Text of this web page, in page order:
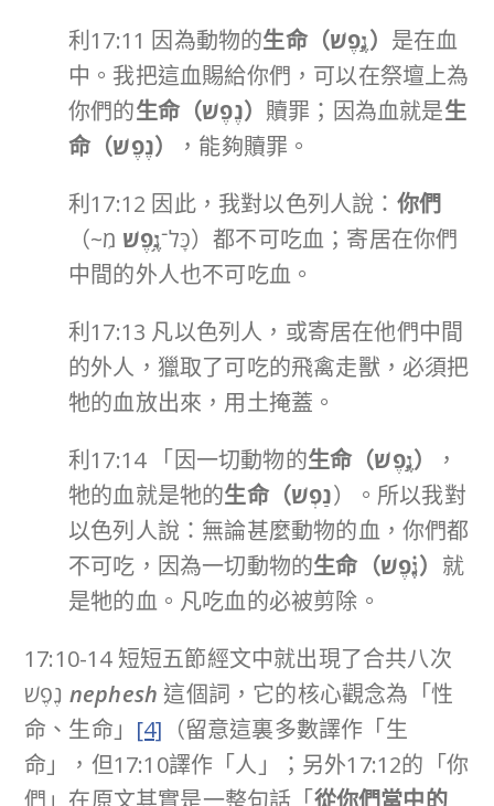
利17:11 因為動物的生命（נֶ֣פֶשׁ） 是在血
中。我把這血賜給你們，可以在祭壇上為
你們的生命（נֶפֶשׁ） 贖罪；因為血就是生
命（נֶפֶשׁ）
，能夠贖罪。
利17:12 因此，我對以色列人說： 你們
（~כָּל־נֶ֥פֶשׁ מִ）都不可吃血；寄居在你們
中間的外人也不可吃血。
利17:13 凡以色列人，或寄居在他們中間
的外人，獵取了可吃的飛禽走獸，必須把
牠的血放出來，用土掩蓋。
利17:14 「因一切動物的生命（נֶ֣פֶשׁ）
，
牠的血就是牠的生命（נַפְשׁ）。所以我對
以色列人說：無論甚麼動物的血，你們都
不可吃，因為一切動物的生命（נֶ֗פֶשׁ） 就
是牠的血。凡吃血的必被剪除。
17:10-14 短短五節經文中就出現了合共八次
נֶפֶשׁ nephesh 這個詞，它的核心觀念為「性
命、生命」 [4] （留意這裏多數譯作「生
命」，但17:10譯作「人」；另外17:12的「你